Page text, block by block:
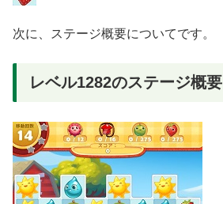
次に、ステージ概要についてです。
レベル1282のステージ概要